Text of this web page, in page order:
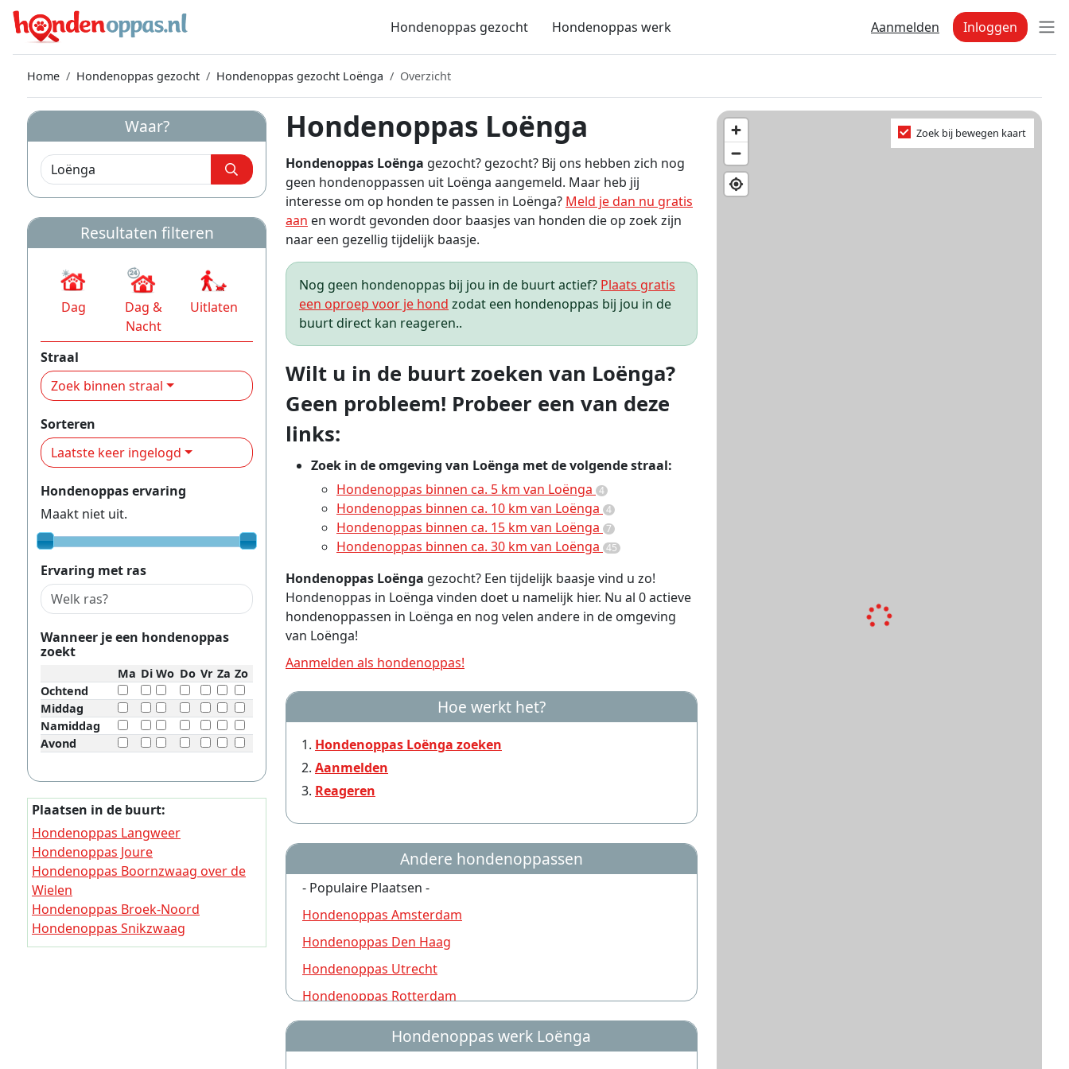
Hondenoppas gezocht Hondenoppas werk Aanmelden Inloggen
Home Hondenoppas gezocht Hondenoppas gezocht Loënga Overzicht
Hondenoppas Loënga
Hondenoppas Loënga gezocht? gezocht? Bij ons hebben zich nog
geen hondenoppassen uit Loënga aangemeld. Maar heb jij
interesse om op honden te passen in Loënga? Meld je dan nu gratis
aan en wordt gevonden door baasjes van honden die op zoek zijn
naar een gezellig tijdelijk baasje.
Nog geen hondenoppas bij jou in de buurt actief? Plaats gratis
een oproep voor je hond zodat een hondenoppas bij jou in de
buurt direct kan reageren..
Wilt u in de buurt zoeken van Loënga?
Geen probleem! Probeer een van deze
links:
Zoek in de omgeving van Loënga met de volgende straal:
Hondenoppas binnen ca. 5 km van Loënga 4
Hondenoppas binnen ca. 10 km van Loënga 4
Hondenoppas binnen ca. 15 km van Loënga 7
Hondenoppas binnen ca. 30 km van Loënga 45
Hondenoppas Loënga gezocht? Een tijdelijk baasje vind u zo!
Hondenoppas in Loënga vinden doet u namelijk hier. Nu al 0 actieve
hondenoppassen in Loënga en nog velen andere in de omgeving
van Loënga!
Aanmelden als hondenoppas!
Hoe werkt het?
Hondenoppas Loënga zoeken
Aanmelden
Reageren
Andere hondenoppassen
- Populaire Plaatsen -
Hondenoppas Amsterdam
Hondenoppas Den Haag
Hondenoppas Utrecht
Hondenoppas Rotterdam
Hondenoppas Nijmegen
Hondenoppas Groningen
Hondenoppas werk Loënga
Zoek bij bewegen kaart
Waar?
Resultaten filteren
Dag
Dag &
Nacht
Uitlaten
Straal
Zoek binnen straal
Sorteren
Laatste keer ingelogd
Hondenoppas ervaring
Maakt niet uit.
Ervaring met ras
Wanneer je een hondenoppas
zoekt
Ma Di Wo Do Vr Za Zo
Ochtend
Middag
Namiddag
Avond
Plaatsen in de buurt:
Hondenoppas Langweer
Hondenoppas Joure
Hondenoppas Boornzwaag over de
Wielen
Hondenoppas Broek-Noord
Hondenoppas Snikzwaag
Hondenoppas Abbegaasterketting